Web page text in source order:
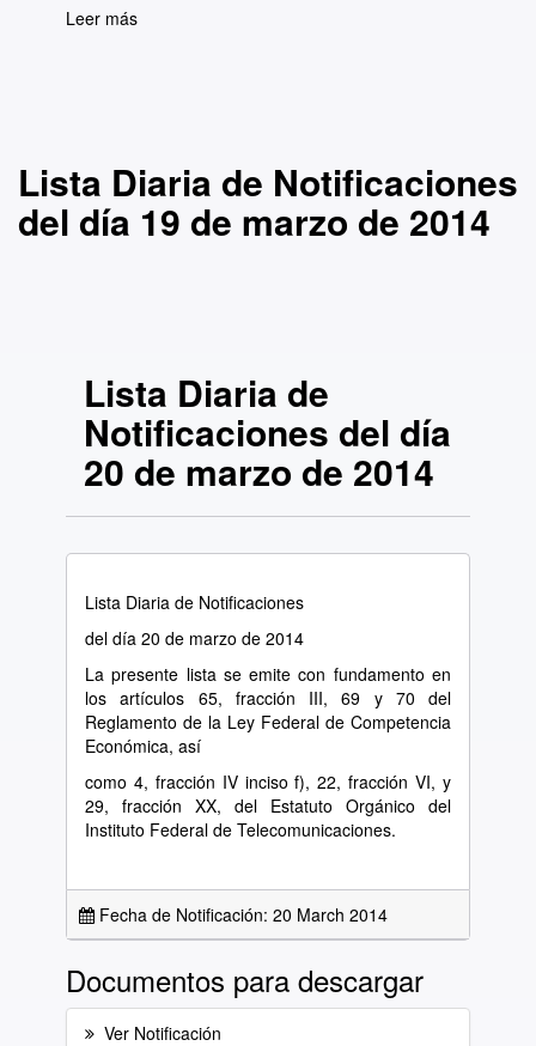
Leer más
Lista Diaria de Notificaciones
del día 19 de marzo de 2014
Lista Diaria de
Notificaciones del día
20 de marzo de 2014
Lista Diaria de Notificaciones
del día 20 de marzo de 2014
La presente lista se emite con fundamento en
los artículos 65, fracción III, 69 y 70 del
Reglamento de la Ley Federal de Competencia
Económica, así
como 4, fracción IV inciso f), 22, fracción VI, y
29, fracción XX, del Estatuto Orgánico del
Instituto Federal de Telecomunicaciones.
Fecha de Notificación: 20 March 2014
Documentos para descargar
Ver Notificación